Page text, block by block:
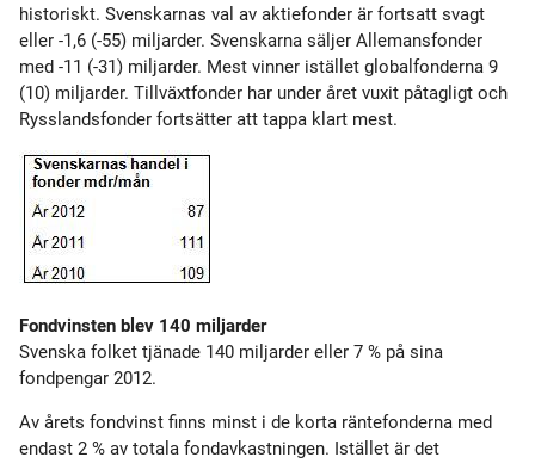
historiskt. Svenskarnas val av aktiefonder är fortsatt svagt
eller -1,6 (-55) miljarder. Svenskarna säljer Allemansfonder
med -11 (-31) miljarder. Mest vinner istället globalfonderna 9
(10) miljarder. Tillväxtfonder har under året vuxit påtagligt och
Rysslandsfonder fortsätter att tappa klart mest.
Fondvinsten blev 140 miljarder
Svenska folket tjänade 140 miljarder eller 7 % på sina
fondpengar 2012.
Av årets fondvinst finns minst i de korta räntefonderna med
endast 2 % av totala fondavkastningen. Istället är det